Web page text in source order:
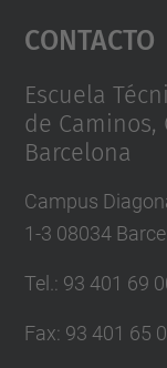
Contacto
Escuela
de Caminos,
Barcelona
Campus
1-3 08034
Tel.: 93 401 69
Fax: 93 401 65